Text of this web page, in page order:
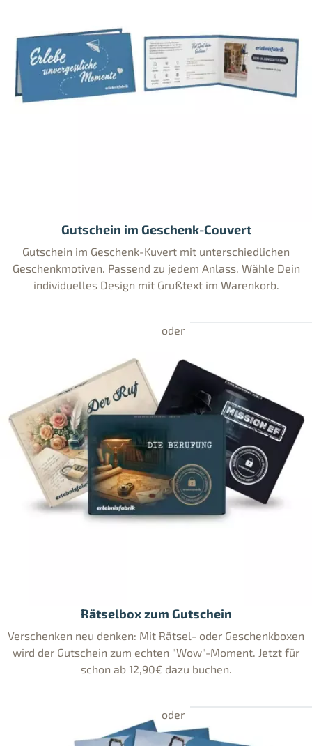
Gutschein im Geschenk-Couvert
Gutschein im Geschenk-Kuvert mit unterschiedlichen
Geschenkmotiven. Passend zu jedem Anlass. Wähle Dein
individuelles Design mit Grußtext im Warenkorb.
Rätselbox zum Gutschein
Verschenken neu denken: Mit Rätsel- oder Geschenkboxen
wird der Gutschein zum echten "Wow"-Moment. Jetzt für
schon ab 12,90€ dazu buchen.